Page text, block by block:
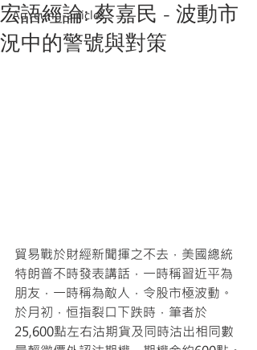
AuYeung-articles
宏語經論: 蔡嘉民 - 波動市
況中的警號與對策
貿易戰於財經新聞揮之不去，美國總統
特朗普不時發表講話，一時稱習近平為
朋友，一時稱為敵人，令股市極波動。
於月初，恒指裂口下跌時，筆者於
25,600點左右沽期貨及同時沽出相同數